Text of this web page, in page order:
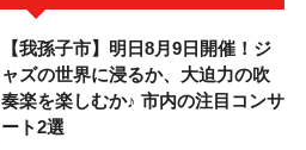
​【我孫子市】明日8月9日開催！ジ
ャズの世界に浸るか、大迫力の吹
奏楽を楽しむか♪ 市内の注目コンサ
ート2選